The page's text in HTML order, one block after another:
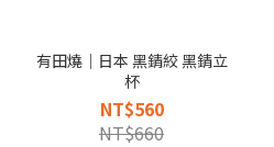
有田燒｜日本 黑錆絞 黑錆立
杯
NT$560
NT$660